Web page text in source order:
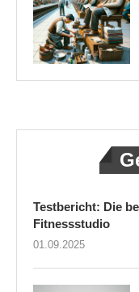
Testbericht: Die
Fitnessstudio
01.09.2025